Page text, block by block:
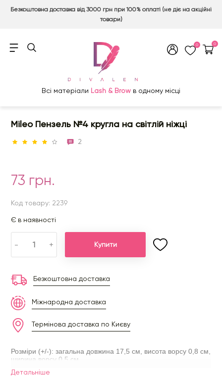
Безкоштовна доставка від 3000 грн при 100% оплаті (не діє на акційні
товари)
0 0
Всі матеріали Lash & Brow в одному місці
Mileo Пензель №4 кругла на світлій ніжці
2
73 грн.
Код товару: 2239
Є в наявності
- + Купити
Безкоштовна доставка
Міжнародна доставка
Термінова доставка по Києву
Розміри (+/-): загальна довжина 17,5 см, висота ворсу 0,8 см,
ширина ворсу 0,5 см.
Детальнiше